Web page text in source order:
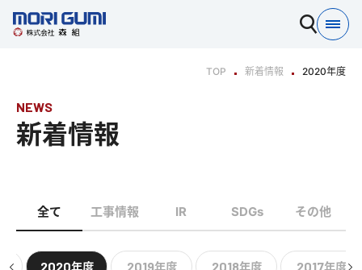
TOP 新着情報 2020年度
NEWS
新着情報
全て 工事情報 IR SDGs その他
2020年度 2019年度 2018年度 2017年度